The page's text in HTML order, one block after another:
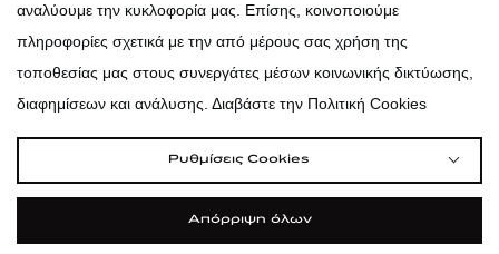
Πολιτική Cookies | Κώδικας Δεοντολογίας
Προστασία Προσωπικών Δεδομένων
αναλύουμε την κυκλοφορία μας. Επίσης, κοινοποιούμε
πληροφορίες σχετικά με την από μέρους σας χρήση της
τοποθεσίας μας στους συνεργάτες μέσων κοινωνικής δικτύωσης,
διαφημίσεων και ανάλυσης. Διαβάστε την Πολιτική Cookies
Ρυθμίσεις Cookies
Απόρριψη όλων